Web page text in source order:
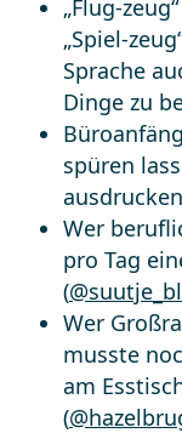
„Flug-
„Spiel-
Sprache
Dinge zu
spüren
Wer
pro Tag
(
Wer
musste
am
(